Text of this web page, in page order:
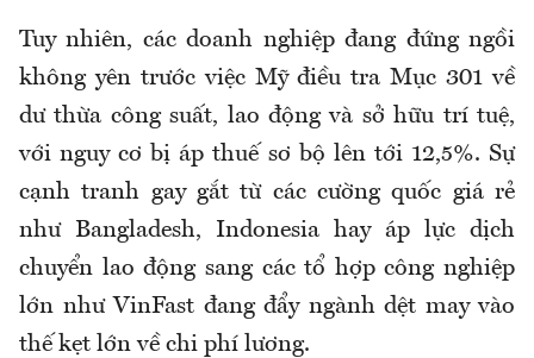
Tuy nhiên, các doanh nghiệp đang đứng ngồi
không yên trước việc Mỹ điều tra Mục 301 về
dư thừa công suất, lao động và sở hữu trí tuệ,
với nguy cơ bị áp thuế sơ bộ lên tới 12,5%. Sự
cạnh tranh gay gắt từ các cường quốc giá rẻ
như Bangladesh, Indonesia hay áp lực dịch
chuyển lao động sang các tổ hợp công nghiệp
lớn như VinFast đang đẩy ngành dệt may vào
thế kẹt lớn về chi phí lương.